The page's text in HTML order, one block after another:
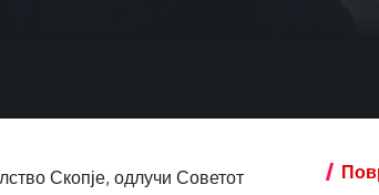
Скопје, одлучи Советот